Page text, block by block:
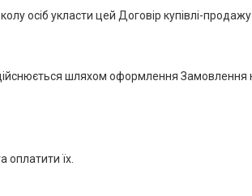
осіб укласти цей Договір купівлі-продажу
шляхом оформлення Замовлення
оплатити їх.